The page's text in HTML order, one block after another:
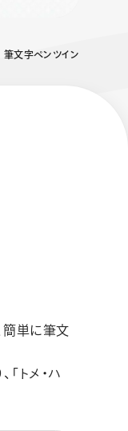
筆文字ペンツイン
簡単に筆文
トメ・ハ